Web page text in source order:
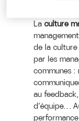
La culture
de la culture
par les
communes :
au
d’équipe…